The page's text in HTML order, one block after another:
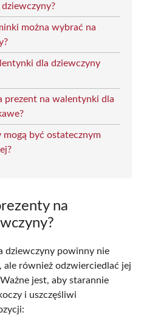
można wybrać na
dla dziewczyny
prezent na walentynki dla
być ostatecznym
na
dziewczyny powinny nie
również odzwierciedlać jej
jest, aby starannie
i uszczęśliwi